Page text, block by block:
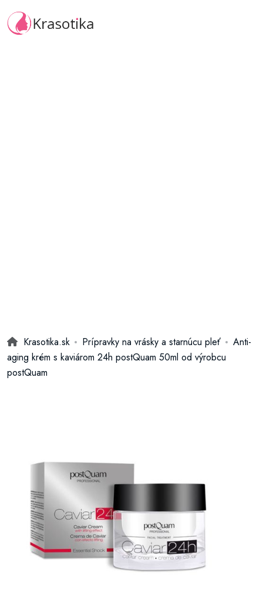
Krasotika.sk Prípravky na vrásky a starnúcu pleť
Anti-
aging krém s kaviárom 24h postQuam 50ml od výrobcu
postQuam